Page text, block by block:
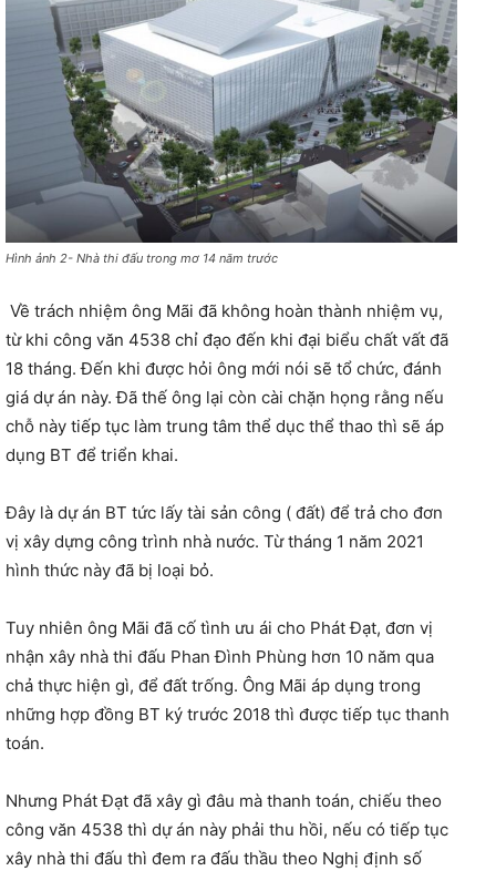
Hình ảnh 2- Nhà thi đấu trong mơ 14 năm trước
Về trách nhiệm ông Mãi đã không hoàn thành nhiệm vụ,
từ khi công văn 4538 chỉ đạo đến khi đại biểu chất vất đã
18 tháng. Đến khi được hỏi ông mới nói sẽ tổ chức, đánh
giá dự án này. Đã thế ông lại còn cài chặn họng rằng nếu
chỗ này tiếp tục làm trung tâm thể dục thể thao thì sẽ áp
dụng BT để triển khai.
Đây là dự án BT tức lấy tài sản công ( đất) để trả cho đơn
vị xây dựng công trình nhà nước. Từ tháng 1 năm 2021
hình thức này đã bị loại bỏ.
Tuy nhiên ông Mãi đã cố tình ưu ái cho Phát Đạt, đơn vị
nhận xây nhà thi đấu Phan Đình Phùng hơn 10 năm qua
chả thực hiện gì, để đất trống. Ông Mãi áp dụng trong
những hợp đồng BT ký trước 2018 thì được tiếp tục thanh
toán.
Nhưng Phát Đạt đã xây gì đâu mà thanh toán, chiếu theo
công văn 4538 thì dự án này phải thu hồi, nếu có tiếp tục
xây nhà thi đấu thì đem ra đấu thầu theo Nghị định số